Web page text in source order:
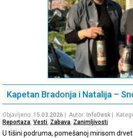
Kapetan Bradonja i Natalija –
Objavljeno: 15.03.2026 | Autor: InfoDesk |
Reportaza Vesti Zabava Zanimljivosti
U tišini podruma, pomešanoj mirisom